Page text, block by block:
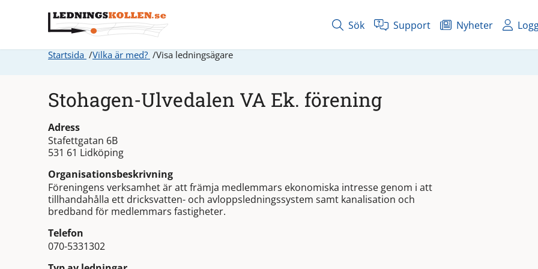
Sök Support Nyheter
Startsida Vilka är med? Visa ledningsägare
Stohagen-Ulvedalen VA Ek. förening
Adress
Stafettgatan 6B
531 61 Lidköping
Organisationsbeskrivning
Föreningens verksamhet är att främja medlemmars ekonomiska intresse genom i att
tillhandahålla ett dricksvatten- och avloppsledningssystem samt kanalisation och
bredband för medlemmars fastigheter.
Telefon
070-5331302